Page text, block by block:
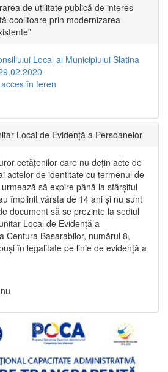
de utilitate publică de interes
ocolitoare prin modernizarea
Local al Municipiului Slatina
în teren
Local de Evidență a Persoanelor
cetățenilor care nu dețin acte de
actelor de identitate cu termenul de
să expire până la sfârșitul
împlinit vârsta de 14 ani și nu sunt
document să se prezinte la sediul
Local de Evidență a
Centura Basarabilor, numărul 8,
în legalitate pe linie de evidență a